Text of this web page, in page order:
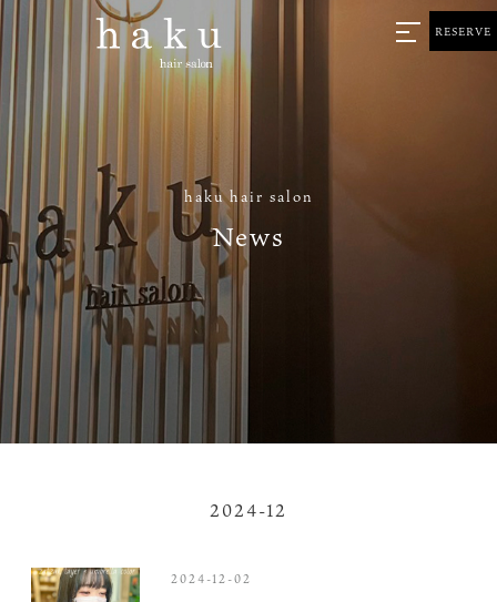
haku hair salon
News
RESERVE
2024-12
2024-12-02